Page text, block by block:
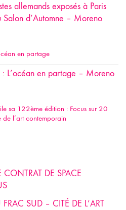
allemands exposés à Paris
d’Automne – Moreno
en partage
L’océan en partage – Moreno
sa 122ème édition : Focus sur 20
l’art contemporain
CONTRAT DE SPACE
SUD – CITÉ DE L’ART